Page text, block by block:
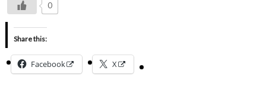
0
Share this:
Facebook X